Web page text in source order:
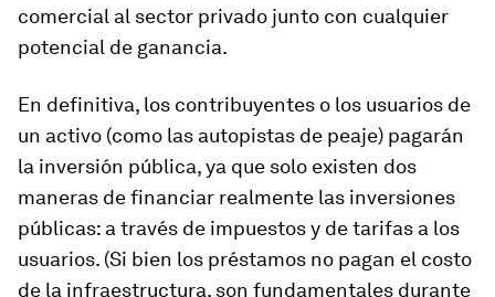
comercial al sector privado junto con cualquier
potencial de ganancia.
En definitiva, los contribuyentes o los usuarios de
un activo (como las autopistas de peaje) pagarán
la inversión pública, ya que solo existen dos
maneras de financiar realmente las inversiones
públicas: a través de impuestos y de tarifas a los
usuarios. (Si bien los préstamos no pagan el costo
de la infraestructura, son fundamentales durante